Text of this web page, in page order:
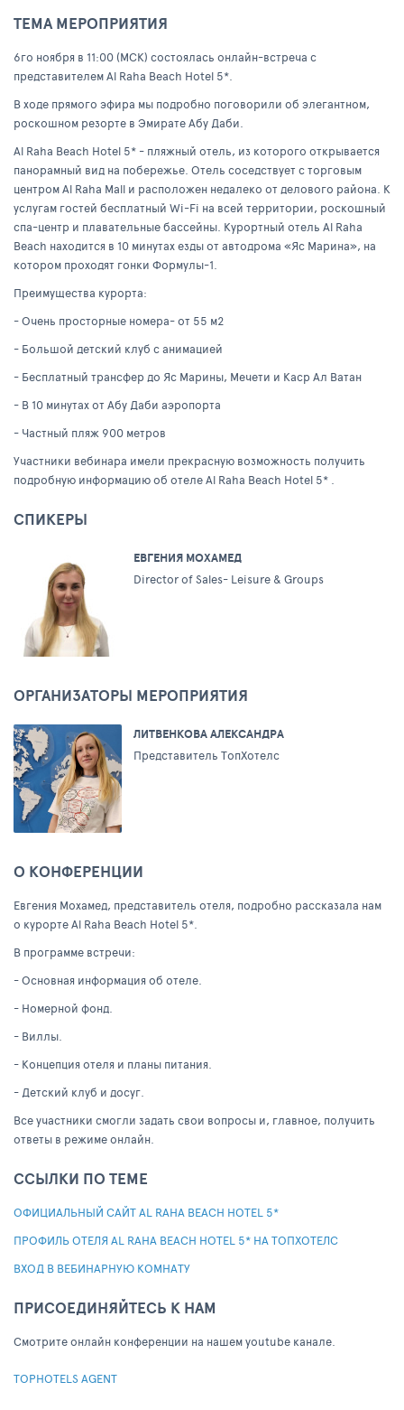
ТЕМА МЕРОПРИЯТИЯ
6го ноября в 11:00 (МСК) состоялась онлайн-встреча с
представителем Al Raha Beach Hotel 5*.
В ходе прямого эфира мы подробно поговорили об элегантном,
роскошном резорте в Эмирате Абу Даби.
Al Raha Beach Hotel 5* - пляжный отель, из которого открывается
панорамный вид на побережье. Отель соседствует с торговым
центром Al Raha Mall и расположен недалеко от делового района. К
услугам гостей бесплатный Wi-Fi на всей территории, роскошный
спа-центр и плавательные бассейны. Курортный отель Al Raha
Beach находится в 10 минутах езды от автодрома «Яс Марина», на
котором проходят гонки Формулы-1.
Преимущества курорта:
- Очень просторные номера- от 55 м2
- Большой детский клуб с анимацией
- Бесплатный трансфер до Яс Марины, Мечети и Каср Ал Ватан
- В 10 минутах от Абу Даби аэропорта
- Частный пляж 900 метров
Участники вебинара имели прекрасную возможность получить
подробную информацию об отеле Al Raha Beach Hotel 5* .
СПИКЕРЫ
ЕВГЕНИЯ МОХАМЕД
Director of Sales- Leisure & Groups
ОРГАНИЗАТОРЫ МЕРОПРИЯТИЯ
ЛИТВЕНКОВА АЛЕКСАНДРА
Представитель ТопХотелс
О КОНФЕРЕНЦИИ
Евгения Мохамед, представитель отеля, подробно рассказала нам
о курорте Al Raha Beach Hotel 5*.
В программе встречи:
- Основная информация об отеле.
- Номерной фонд.
- Виллы.
- Концепция отеля и планы питания.
- Детский клуб и досуг.
Все участники смогли задать свои вопросы и, главное, получить
ответы в режиме онлайн.
ССЫЛКИ ПО ТЕМЕ
ОФИЦИАЛЬНЫЙ САЙТ AL RAHA BEACH HOTEL 5*
ПРОФИЛЬ ОТЕЛЯ AL RAHA BEACH HOTEL 5* НА ТОПХОТЕЛС
ВХОД В ВЕБИНАРНУЮ КОМНАТУ
ПРИСОЕДИНЯЙТЕСЬ К НАМ
Cмотрите онлайн конференции на нашем youtube канале.
TOPHOTELS AGENT